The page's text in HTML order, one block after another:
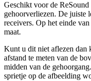
Geschikt voor de
gehoorverliezen. De juiste
receivers. Op het einde
maat.
Kunt u dit niet aflezen dan
afstand te meten van de
midden van de
sprietje op de afbeelding